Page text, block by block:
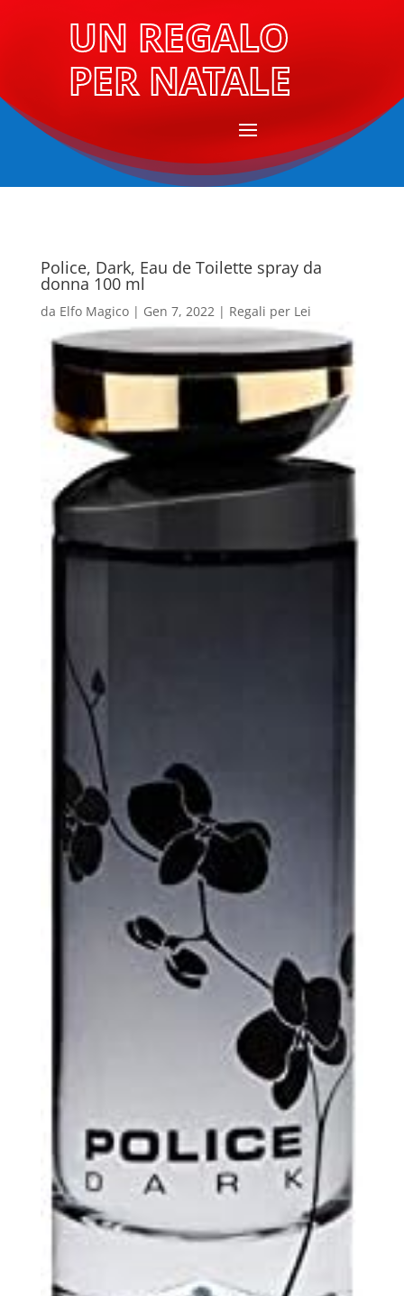
UN REGALO
PER NATALE
Police, Dark, Eau de Toilette spray da
donna 100 ml
da Elfo Magico| Gen 7, 2022| Regali per Lei